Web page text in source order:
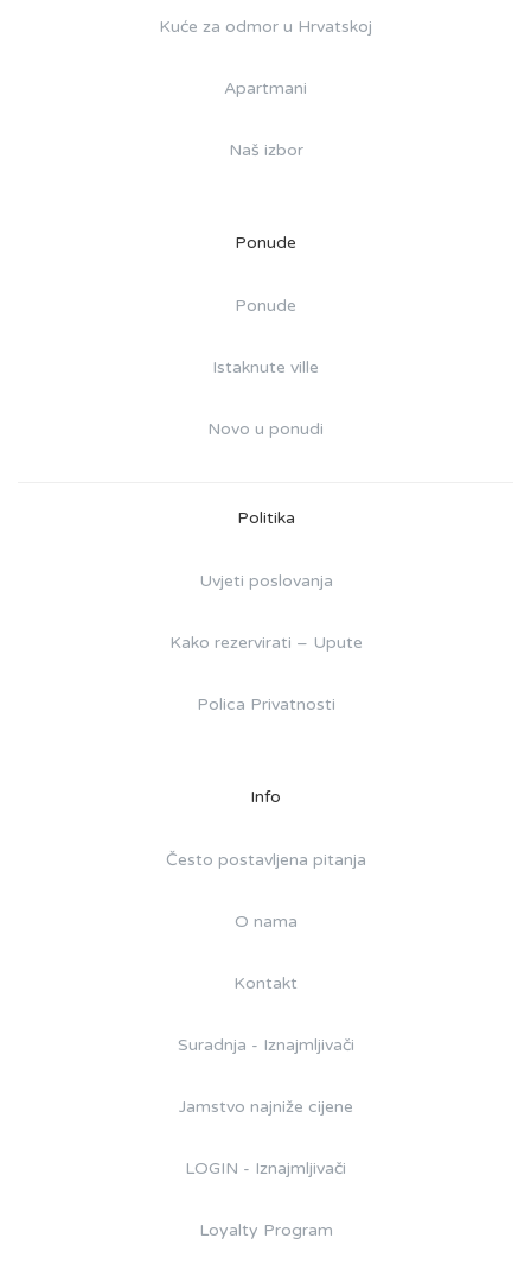
Kuće za odmor u Hrvatskoj
Apartmani
Naš izbor
Ponude
Ponude
Istaknute ville
Novo u ponudi
Politika
Uvjeti poslovanja
Kako rezervirati – Upute
Polica Privatnosti
Info
Često postavljena pitanja
O nama
Kontakt
Suradnja - Iznajmljivači
Jamstvo najniže cijene
LOGIN - Iznajmljivači
Loyalty Program